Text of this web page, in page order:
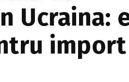
Ucraina: